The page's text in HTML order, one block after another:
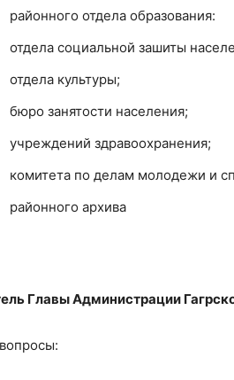
районного отдела образования:
отдела социальной зашиты
отдела культуры;
бюро занятости населения;
учреждений здравоохранения;
комитета по делам молодежи и
районного архива
Главы Администрации